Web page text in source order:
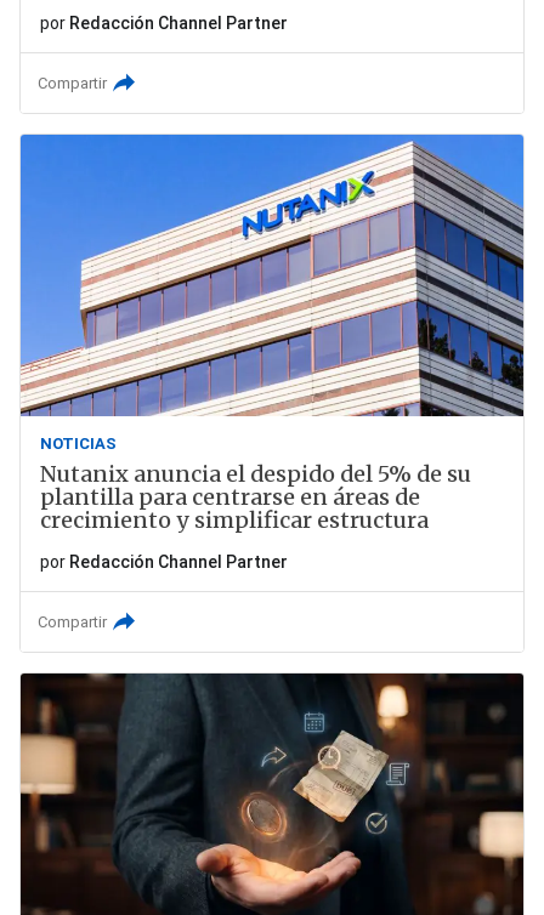
por Redacción Channel Partner
Compartir
NOTICIAS
Nutanix anuncia el despido del 5% de su
plantilla para centrarse en áreas de
crecimiento y simplificar estructura
por Redacción Channel Partner
Compartir